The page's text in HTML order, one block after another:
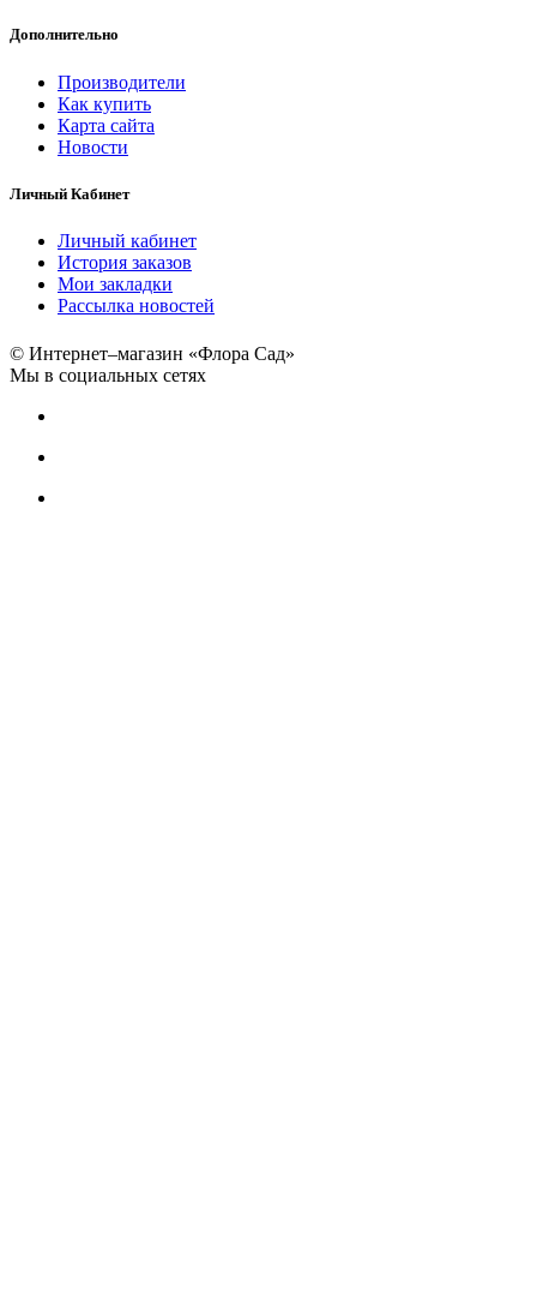
Дополнительно
Производители
Как купить
Карта сайта
Новости
Личный Кабинет
Личный кабинет
История заказов
Мои закладки
Рассылка новостей
© Интернет–магазин «Флора Сад»
Мы в социальных сетях